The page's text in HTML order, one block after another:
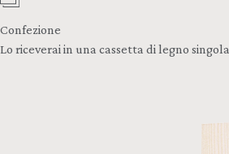
Confezione
Lo riceverai in una cassetta di legno singola